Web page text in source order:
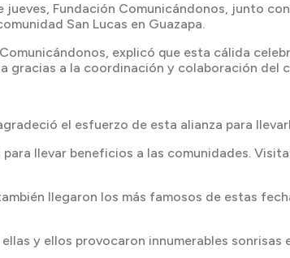
jueves, Fundación Comunicándonos, junto
San Lucas en Guazapa.
explicó que esta cálida
gracias a la coordinación y colaboración
el esfuerzo de esta alianza para
llevar beneficios a las comunidades.
llegaron los más famosos de estas
y ellos provocaron innumerables